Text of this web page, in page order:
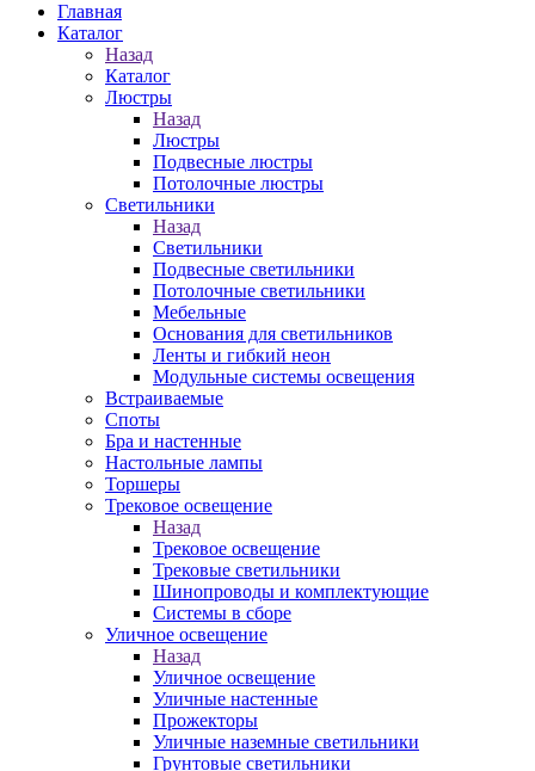
Главная
Каталог
Назад
Каталог
Люстры
Назад
Люстры
Подвесные люстры
Потолочные люстры
Светильники
Назад
Светильники
Подвесные светильники
Потолочные светильники
Мебельные
Основания для светильников
Ленты и гибкий неон
Модульные системы освещения
Встраиваемые
Споты
Бра и настенные
Настольные лампы
Торшеры
Трековое освещение
Назад
Трековое освещение
Трековые светильники
Шинопроводы и комплектующие
Системы в сборе
Уличное освещение
Назад
Уличное освещение
Уличные настенные
Прожекторы
Уличные наземные светильники
Грунтовые светильники